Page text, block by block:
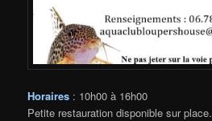
Horaires : 10h00 à 16h00
Petite restauration disponible sur place.